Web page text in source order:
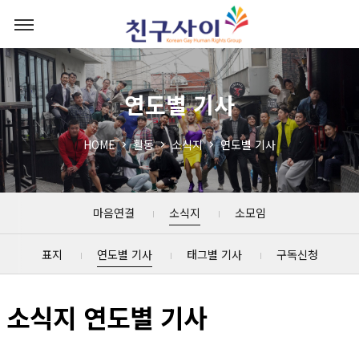
연도별 기사
HOME 활동 소식지 연도별 기사
마음연결 소식지 소모임
표지 연도별 기사 태그별 기사 구독신청
소식지 연도별 기사